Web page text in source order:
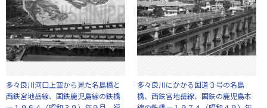
多々良川河口上空から見た名島橋と
西鉄宮地岳線、国鉄鹿児島線の鉄橋
多々良川にかかる国道３号の名島
橋、西鉄宮地岳線、国鉄の鹿児島本